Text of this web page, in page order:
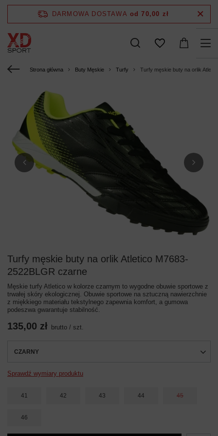
DARMOWA DOSTAWA od 70,00 zł
Strona główna Buty Męskie Turfy Turfy męskie buty na orlik
Turfy męskie buty na orlik Atletico M7683-
2522BLGR czarne
Męskie turfy Atletico w kolorze czarnym to wygodne obuwie sportowe z
trwałej skóry ekologicznej. Obuwie sportowe na sztuczną nawierzchnie
z miękkiego materiału tekstylnego zapewnia komfort, a gumowa
podeszwa gwarantuje stabilność.
135,00 zł brutto / szt.
CZARNY
Sprawdź wymiary produktu
41 42 43 44 45
46